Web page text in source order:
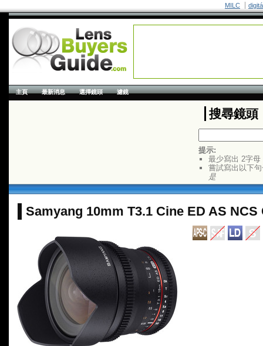
MILC
主頁 最新消息 選擇鏡頭 濾鏡
搜尋鏡頭
提示:
最少寫出 2字母
嘗試寫出以下
是
Samyang 10mm T3.1 Cine ED AS NCS